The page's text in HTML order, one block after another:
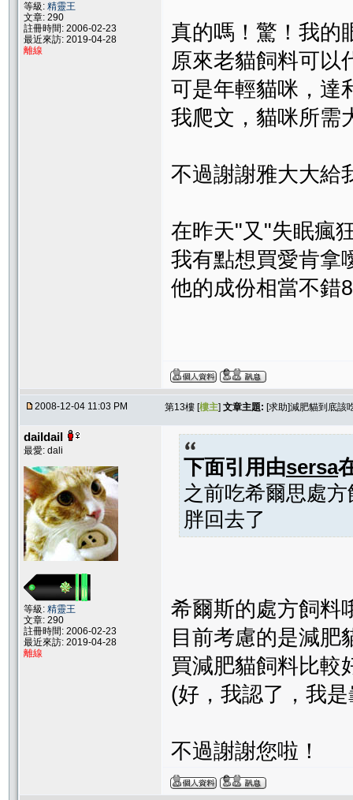
等級: 精靈王
文章: 290
註冊時間: 2006-02-23
最近來訪: 2019-04-28
離線
真的嗎！驚！我的
原來老貓飼料可以
可是年輕貓咪，達
我爬文，貓咪所需
不過謝謝雅大大給
在昨天"又"失眠瘋
我有點想買愛肯拿
他的成份相當不錯
2008-12-04 11:03 PM 第13樓 [樓主] 文章主題: [求助]減肥貓到底該
daildail
最愛: dali
等級: 精靈王
文章: 290
註冊時間: 2006-02-23
最近來訪: 2019-04-28
離線
下面引用由sersa
之前吃希爾思處
胖回去了
希爾斯的處方飼料
目前考慮的是減肥
買減肥貓飼料比較
(好，我認了，我
不過謝謝您啦！